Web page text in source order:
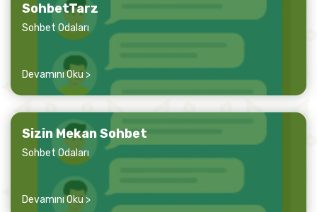
SohbetTarz
Sohbet Odaları
Devamını Oku >
Sizin Mekan Sohbet
Sohbet Odaları
Devamını Oku >